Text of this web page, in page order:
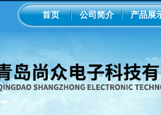
首页 公司简介 产品展